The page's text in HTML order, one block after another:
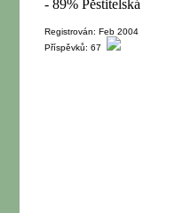
Registrován: Feb 2004
Příspěvků: 67